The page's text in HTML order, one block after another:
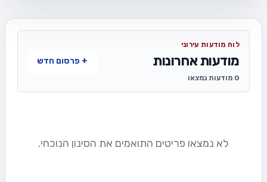
לוח מודעות עירוני
מודעות אחרונות
0 מודעות נמצאו
+ פרסום חדש
לא נמצאו פריטים התואמים את הסינון הנוכחי.